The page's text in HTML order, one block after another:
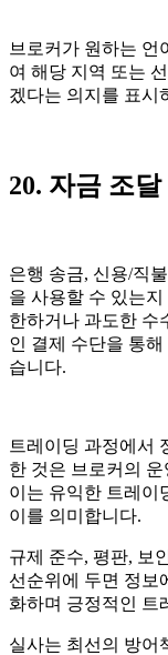
브로커가 원하는 언
여 해당 지역 또는
겠다는 의지를 표시
20. 자금 조
은행 송금, 신용/직
을 사용할 수 있는
한하거나 과도한 수
인 결제 수단을 통
습니다.
트레이딩 과정에서
한 것은 브로커의
이는 유익한 트레이
이를 의미합니다.
규제 준수, 평판, 보
선순위에 두면 정보
화하며 긍정적인 트
실사는 최선의 방어